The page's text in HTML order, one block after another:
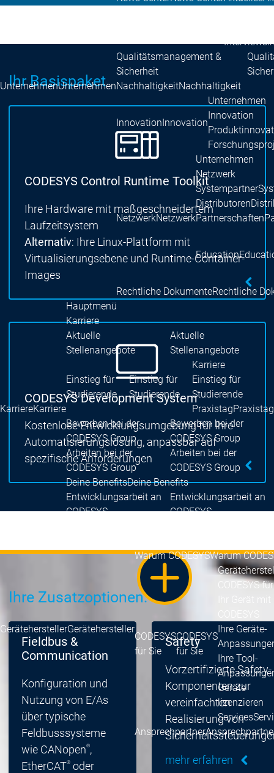
UnternehmenUnternehmen
Interviews
Qualitätsmanagement &
Sicherheit
NachhaltigkeitNachhaltigkeit
InnovationInnovation
Unternehmen
Innovation
NetzwerkNetzwerk
Unternehmen
Netzwerk
Systempartner
Distributoren
Partnerschaften
Education
Rechtliche DokumenteRechtliche
KarriereKarriere
Hauptmenü
Karriere
Aktuelle
Stellenangebote
Aktuelle
Stellenangebote
Einstieg für
Studierende
Einstieg für
Studierende
Karriere
Einstieg für
Studierende
PraxistagPraxistag
Bewerben bei der
CODESYS Group
Bewerben bei der
CODESYS Group
Arbeiten bei der
CODESYS Group
Arbeiten bei der
CODESYS Group
Deine BenefitsDeine Benefits
Entwicklungsarbeit an
CODESYS
Entwicklungsarbeit an
CODESYS
GeräteherstellerGerätehersteller
Warum CODESYSWarum
CODESYS
für Sie
CODESYS
für Sie
CODESYS
Ihre Geräte-
Ihre Tool-
Geräte
lizenzieren
Services
Ansprechpartner
Ihr Basispaket
CODESYS Control Runtime Toolkit
Ihre Hardware mit maßgeschneidertem
Laufzeitsystem
Alternativ: Ihre Linux-Plattform mit
Virtualisierungsebene und Runtime-Container-
Images
CODESYS Development System
Kostenlose Entwicklungsumgebung für Ihre
Automatisierungslösung, anpassbar auf
spezifische Anforderungen
Ihre Zusatzoptionen:
Fieldbus &
Communication
Konfiguration und
Nutzung von E/As
über typische
Feldbusssysteme
wie CANopen®,
EtherCAT®oder
Safety
Vorzertifizierte Safety-
Komponenten zur
vereinfachten
Realisierung von
mehr erfahren